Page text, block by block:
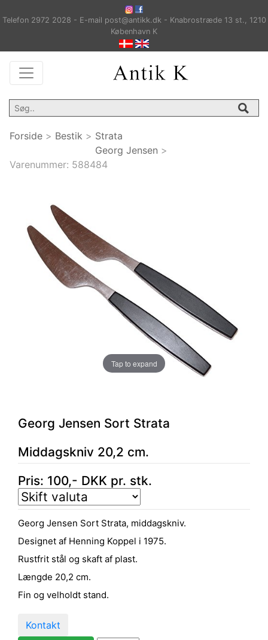
Telefon 2972 2028 - E-mail post@antikk.dk - Knabrostræde 13 st., 1210
København K
Forside > Bestik > Strata
Georg Jensen >
Varenummer: 588484
Tap to expand
Georg Jensen Sort Strata
Middagskniv 20,2 cm.
Pris: 100,- DKK pr. stk.
Georg Jensen Sort Strata, middagskniv.
Designet af Henning Koppel i 1975.
Rustfrit stål og skaft af plast.
Længde 20,2 cm.
Fin og velholdt stand.
Kontakt